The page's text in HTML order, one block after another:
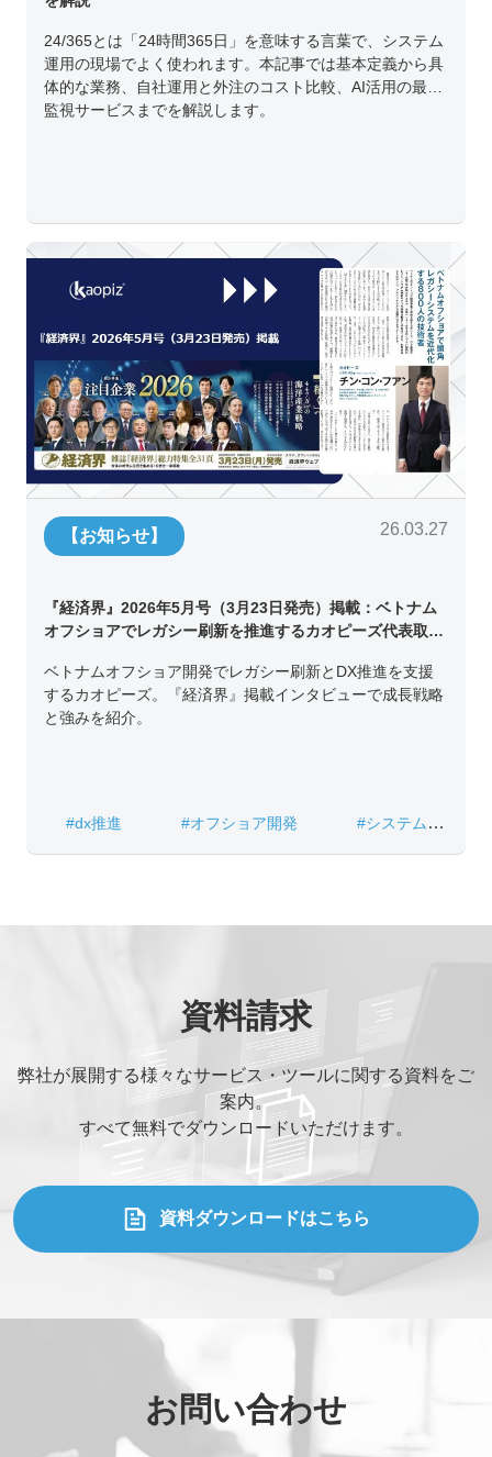
24/365とは「24時間365日」を意味する言葉で、システム
運用の現場でよく使われます。本記事では基本定義から具
体的な業務、自社運用と外注のコスト比較、AI活用の最新
監視サービスまでを解説します。
【お知らせ】 26.03.27
『経済界』2026年5月号（3月23日発売）掲載：ベトナム
オフショアでレガシー刷新を推進するカオピーズ代表取締
ベトナムオフショア開発でレガシー刷新とDX推進を支援
するカオピーズ。『経済界』掲載インタビューで成長戦略
と強みを紹介。
#dx推進 #オフショア開発
#システム開
資料請求
弊社が展開する様々なサービス・ツールに関する資料をご
案内。
すべて無料でダウンロードいただけます。
資料ダウンロードはこちら
お問い合わせ